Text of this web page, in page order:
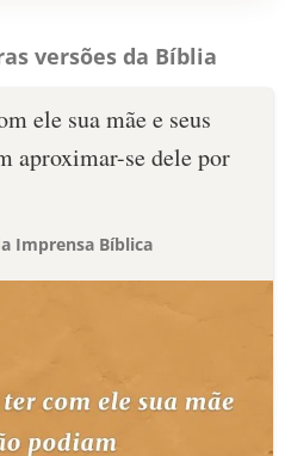
versões da Bíblia
ele sua mãe e seus
aproximar-se dele por
Imprensa Bíblica